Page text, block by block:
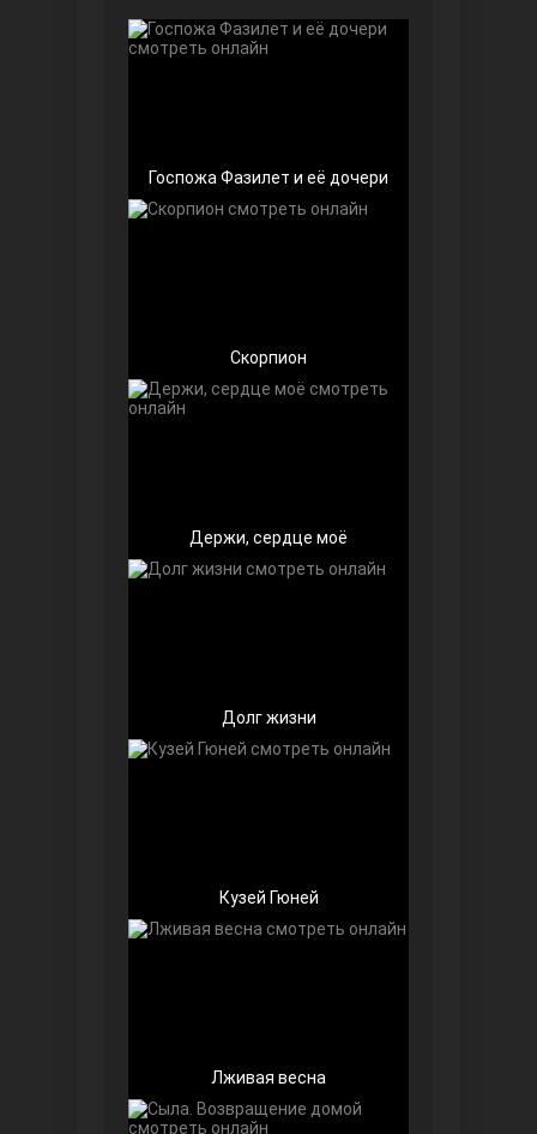
Чёрно-белая любовь
Девушка за стеклом
Госпожа Фазилет и её дочери
Скорпион
Держи, сердце моё
Долг жизни
Кузей Гюней
Лживая весна